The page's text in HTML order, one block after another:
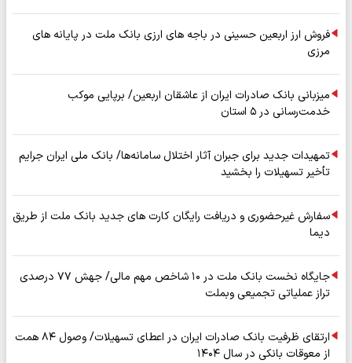
فروش ارز اربعین حسینی در باجه های ارزی بانک ملت در پایانه های
مرزی
میزبانی بانک صادرات ایران از عاشقان اربعین/ برپایی موکب
خدمت‌رسانی در ۵ استان
تمهیدات جدید برای جبران آثار اختلال سامانه‌ها/ بانک ملی ایران جرایم
تأخیر تسهیلات را بخشید
سفارش غیرحضوری و دریافت رایگان کارت های جدید بانک ملت از طریق
دیما
جایگاه نخست بانک ملت در ۱۰ شاخص مهم مالی/ جهش ۷۷ درصدی
تراز عملیاتی تجمیعی وبملت
ارتقای ظرفیت بانک صادرات ایران در اعطای تسهیلات/ وصول ۸۴ همت
از معوقات بانکی در سال ۱۴۰۴